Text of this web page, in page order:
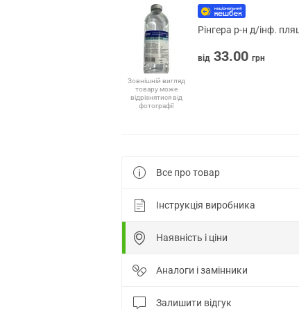
Зовнішній вигляд
товару може
відрізнятися від
фотографії
Рінгера р-н д/інф.
від 33.00 грн
Все про товар
Інструкція виробника
Наявність і ціни
Аналоги і замінники
Залишити відгук